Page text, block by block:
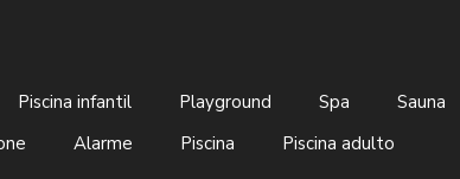
Piscina infantil Playground Spa Sauna
Alarme Piscina Piscina adulto